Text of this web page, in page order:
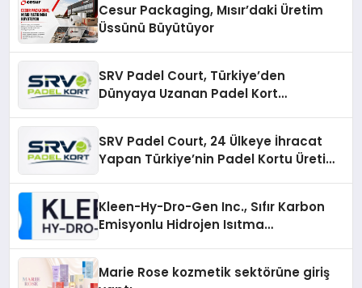
Cesur Packaging, Mısır’daki Üretim
Üssünü Büyütüyor
SRV Padel Court, Türkiye’den
Dünyaya Uzanan Padel Kort
SRV Padel Court, 24 Ülkeye İhracat
Yapan Türkiye’nin Padel Kortu Üretim
Kleen-Hy-Dro-Gen Inc., Sıfır Karbon
Emisyonlu Hidrojen Isıtma
Marie Rose kozmetik sektörüne giriş